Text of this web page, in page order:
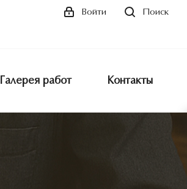
Поиск
Войти
Галерея работ Контакты